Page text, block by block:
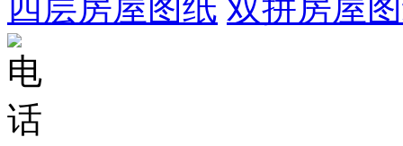
四层房屋图纸 双拼房屋